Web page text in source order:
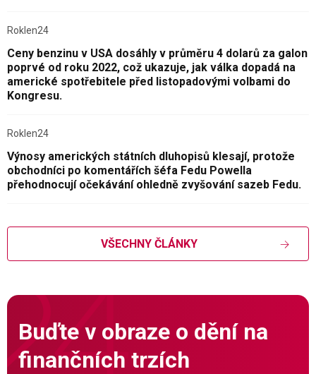
Roklen24
Ceny benzinu v USA dosáhly v průměru 4 dolarů za galon
poprvé od roku 2022, což ukazuje, jak válka dopadá na
americké spotřebitele před listopadovými volbami do
Kongresu.
Roklen24
Výnosy amerických státních dluhopisů klesají, protože
obchodníci po komentářích šéfa Fedu Powella
přehodnocují očekávání ohledně zvyšování sazeb Fedu.
VŠECHNY ČLÁNKY
Buďte v obraze o dění na
finančních trzích